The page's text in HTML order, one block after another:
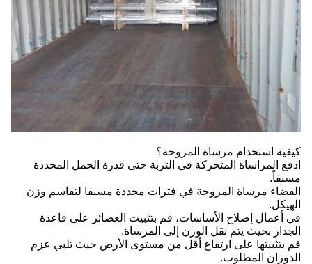
كيفية استخدام مرساة المروحة؟
ادفع المراساة المتحركة في التربة حتى قدرة الحمل المحددة
مسبقاً.
الفضاء مرساة المروحة في فترات محددة مسبقا لتقاسم وزن
الهيكل.
في أعمال إصلاح الأساسات، قم بتثبيت العصائر على قاعدة
الجدار بحيث يتم نقل الوزن إلى المرساة.
قم بتثبيتها على ارتفاع أقل من مستوى الأرض حيث تلبي عزم
الدوران المطلوب.